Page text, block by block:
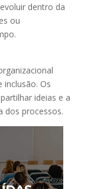
dentro da
ou
inclusão. Os
ideias e a
dos processos.